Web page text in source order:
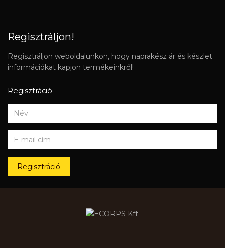
Regisztráljon!
Regisztráljon weboldalunkon, hogy naprakész ár és készlet
információkat kapjon termékeinkről!
Regisztráció
Regisztráció